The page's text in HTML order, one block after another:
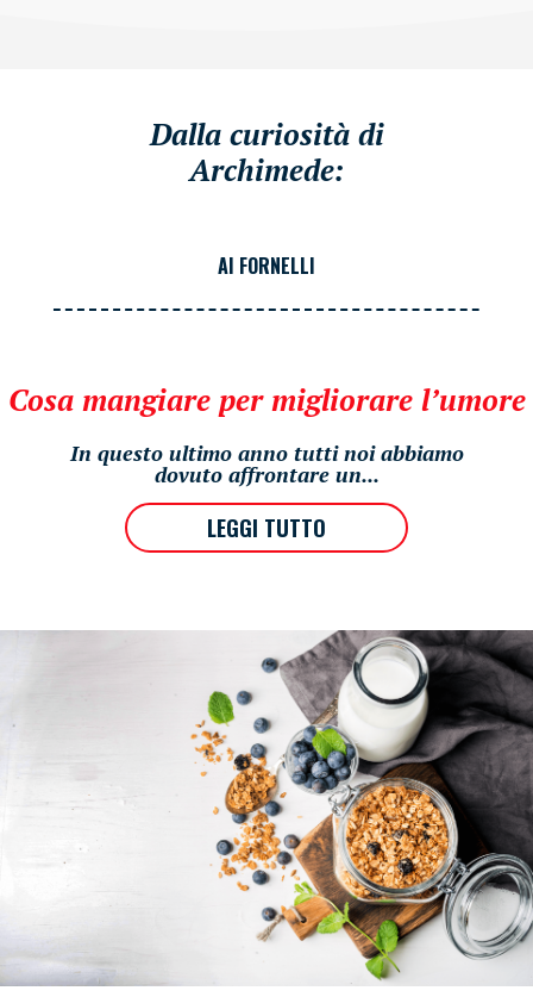
Dalla curiosità di
Archimede:
AI FORNELLI
Cosa mangiare per migliorare l’umore
In questo ultimo anno tutti noi abbiamo
dovuto affrontare un...
LEGGI TUTTO